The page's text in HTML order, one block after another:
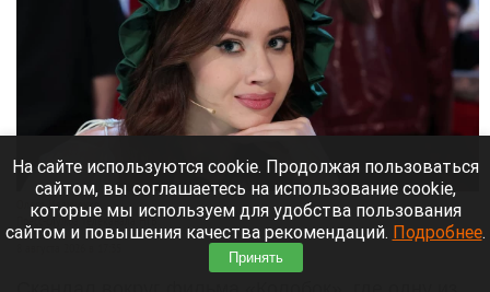
Олеся Иванченко.
Пресс-служба телеканала НТВ.
На сайте используются cookie. Продолжая пользоваться
сайтом, вы соглашаетесь на использование cookie,
которые мы используем для удобства пользования
сайтом и повышения качества рекомендаций. Подробнее.
Принять